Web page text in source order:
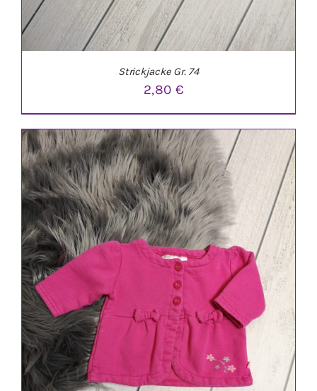
IN DEN WARENKORB / DETAILS
Strickjacke Gr. 74
2,80 €